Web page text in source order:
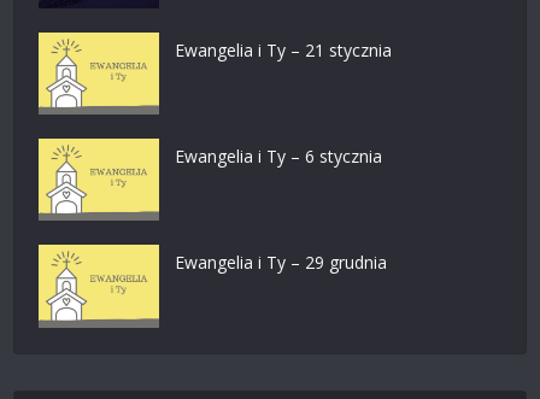
Ewangelia i Ty – 21 stycznia
Ewangelia i Ty – 6 stycznia
Ewangelia i Ty – 29 grudnia